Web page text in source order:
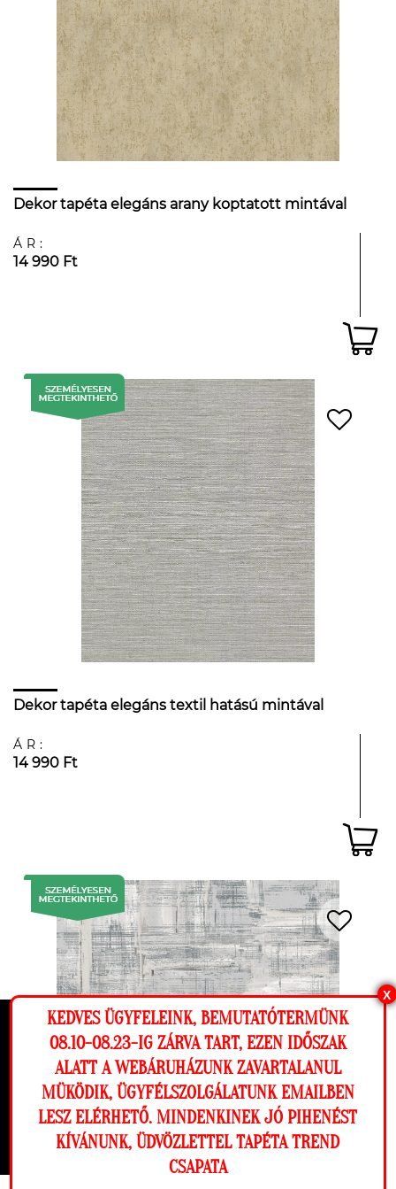
Ez a weboldal cookie-kat használ, hogy a
lehető legjobb élményt nyújtsa honlapunkon.
Beállítások
Elutasítom Engedélyezem
Dekor tapéta elegáns arany koptatott mintával
ÁR:
14 990 Ft
Dekor tapéta elegáns textil hatású mintával
ÁR:
14 990 Ft
X
KEDVES ÜGYFELEINK, BEMUTATÓTERMÜNK
08.10-08.23-IG ZÁRVA TART, EZEN IDŐSZAK
ALATT A WEBÁRUHÁZUNK ZAVARTALANUL
MÜKÖDIK, ÜGYFÉLSZOLGÁLATUNK EMAILBEN
LESZ ELÉRHETŐ. MINDENKINEK JÓ PIHENÉST
KÍVÁNUNK, ÜDVÖZLETTEL TAPÉTA TREND
CSAPATAMegnézem a falamon